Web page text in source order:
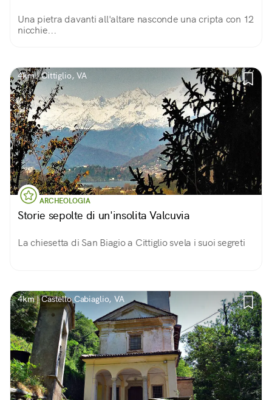
Una pietra davanti all'altare nasconde una cripta con 12
nicchie...
4km | Cittiglio, VA
ARCHEOLOGIA
Storie sepolte di un'insolita Valcuvia
La chiesetta di San Biagio a Cittiglio svela i suoi segreti
4km | Castello Cabiaglio, VA